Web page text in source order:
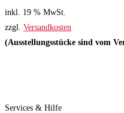
inkl. 19 % MwSt.
zzgl. Versandkosten
(Ausstellungsstücke sind vom
Services & Hilfe